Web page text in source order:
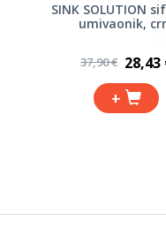
SINK SOLUTION
umivaonik,
37,90 € 28,43
+